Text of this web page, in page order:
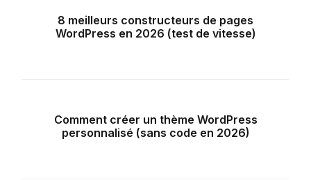
8 meilleurs constructeurs de pages
WordPress en 2026 (test de vitesse)
Comment créer un thème WordPress
personnalisé (sans code en 2026)